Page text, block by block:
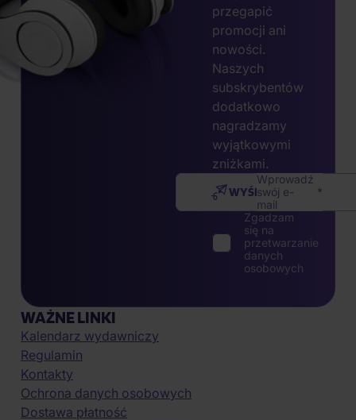
naszego
newslettera,
żeby nie
przegapić
promocji ani
nowości.
Naszych
subskrybentów
dodatkowo
nagradzamy
wyjątkowymi
zniżkami.
Wprowadź
swój e-
mail
WYŚLIJ
Zgadzam
danych
WAŻNE LINKI
Kalendarz wydawniczy
Regulamin